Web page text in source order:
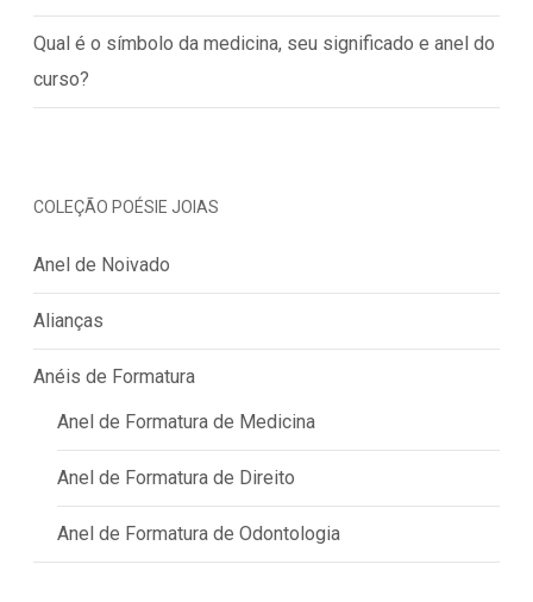
Qual é o símbolo da medicina, seu significado e anel do
curso?
COLEÇÃO POÉSIE JOIAS
Anel de Noivado
Alianças
Anéis de Formatura
Anel de Formatura de Medicina
Anel de Formatura de Direito
Anel de Formatura de Odontologia